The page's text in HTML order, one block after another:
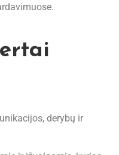
derybų ir